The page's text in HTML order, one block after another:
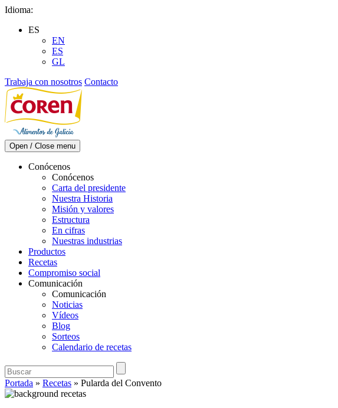
Skip
content
Idioma:
ES
EN
ES
GL
Trabaja con nosotros Contacto
Open / Close menu
Conócenos
Conócenos
Carta del presidente
Nuestra Historia
Misión y valores
Estructura
En cifras
Nuestras industrias
Productos
Recetas
Compromiso social
Comunicación
Comunicación
Noticias
Vídeos
Blog
Sorteos
Calendario de recetas
Portada » Recetas » Pularda del Convento